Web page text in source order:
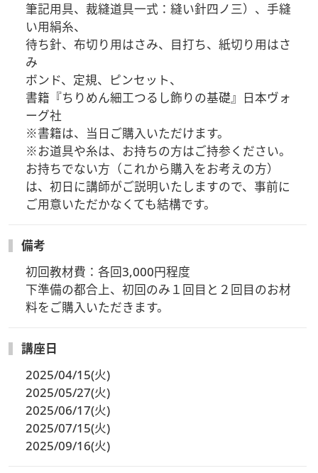
筆記用具、裁縫道具一式：縫い針四ノ三）、手縫
い用絹糸、
待ち針、布切り用はさみ、目打ち、紙切り用はさ
み
ボンド、定規、ピンセット、
書籍『ちりめん細工つるし飾りの基礎』日本ヴォ
ーグ社
※書籍は、当日ご購入いただけます。
※お道具や糸は、お持ちの方はご持参ください。
お持ちでない方（これから購入をお考えの方）
は、初日に講師がご説明いたしますので、事前に
ご用意いただかなくても結構です。
備考
初回教材費：各回3,000円程度
下準備の都合上、初回のみ１回目と２回目のお材
料をご購入いただきます。
講座日
2025/04/15(火)
2025/05/27(火)
2025/06/17(火)
2025/07/15(火)
2025/09/16(火)